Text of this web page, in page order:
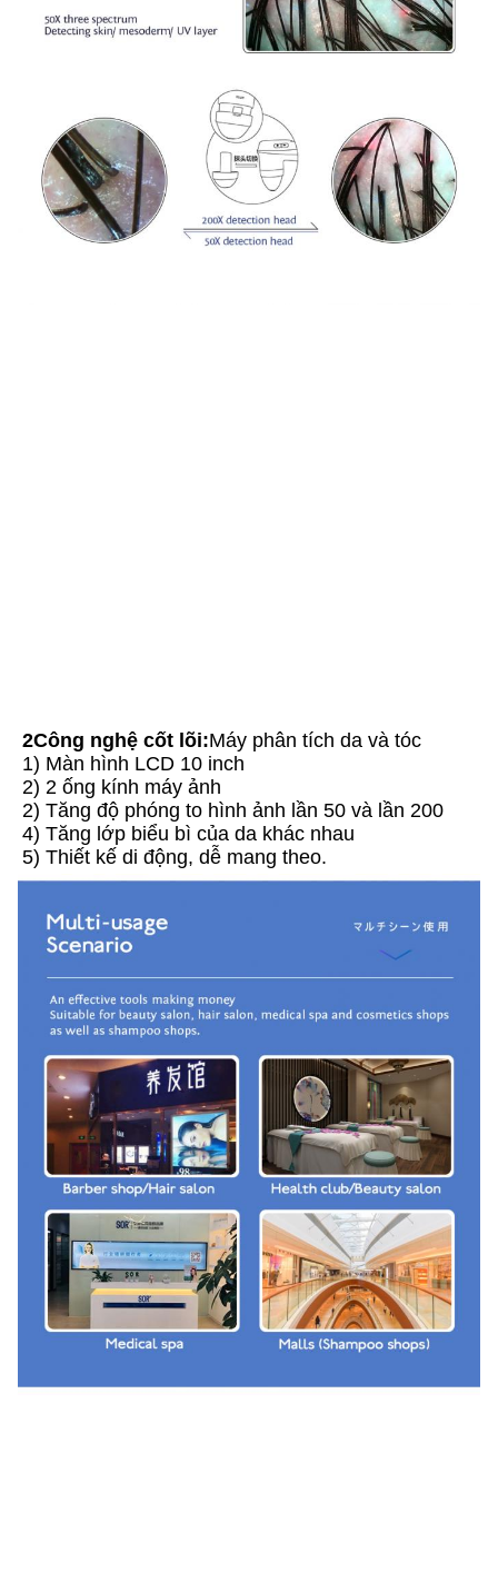
2Công nghệ cốt lõi:Máy phân tích da và tóc
1) Màn hình LCD 10 inch
2) 2 ống kính máy ảnh
2) Tăng độ phóng to hình ảnh lần 50 và lần 200
4) Tăng lớp biểu bì của da khác nhau
5) Thiết kế di động, dễ mang theo.